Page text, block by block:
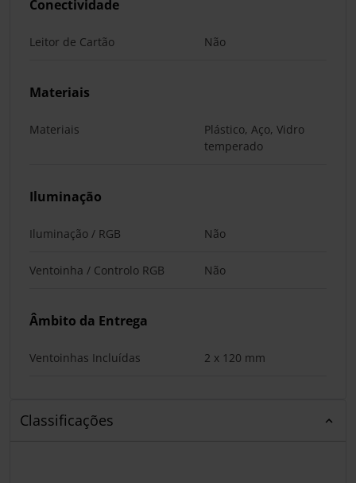
Conectividade
Leitor de Cartão Não
Materiais
Materiais
Plástico, Aço, Vidro
temperado
Iluminação
Iluminação / RGB Não
Ventoinha / Controlo RGB Não
Âmbito da Entrega
Ventoinhas Incluídas 2 x 120 mm
Classificações